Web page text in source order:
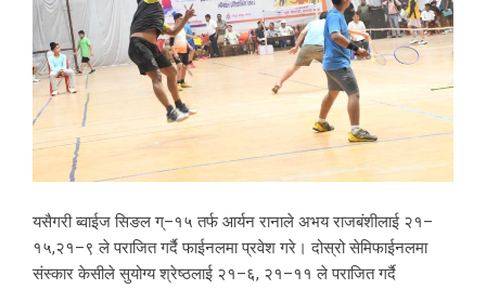
यसैगरी ब्वाईज सिङल ग्–१५ तर्फ आर्यन रानाले अभय राजबंशीलाई २१–
१५,२१–९ ले पराजित गर्दै फाईनलमा प्रवेश गरे। दोस्रो सेमिफाईनलमा
संस्कार केसीले सुयोग्य श्रेष्ठलाई २१–६, २१–११ ले पराजित गर्दै